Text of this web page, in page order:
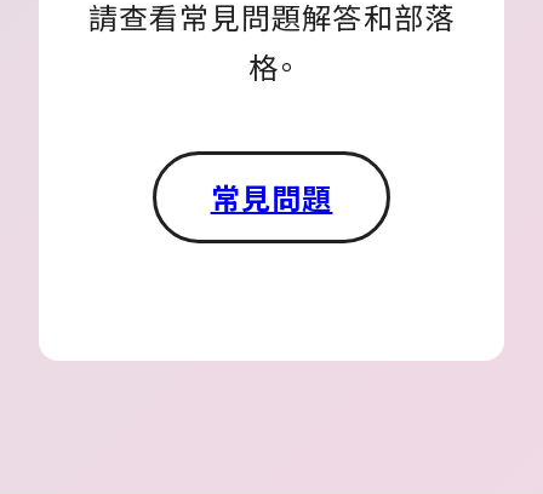
請查看常見問題解答和部落
格。
常見問題